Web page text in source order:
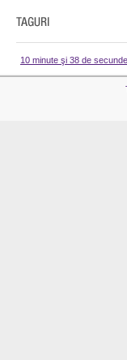
10 minute şi 38 de